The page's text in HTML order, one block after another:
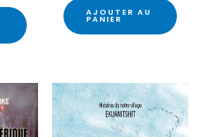
AJOUTER AU
PANIER